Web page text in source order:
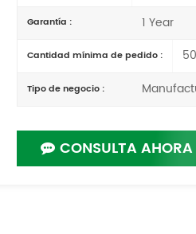
Garantía : 1 Year
Cantidad mínima de pedido :
Tipo de negocio :
CONSULTA AHORA